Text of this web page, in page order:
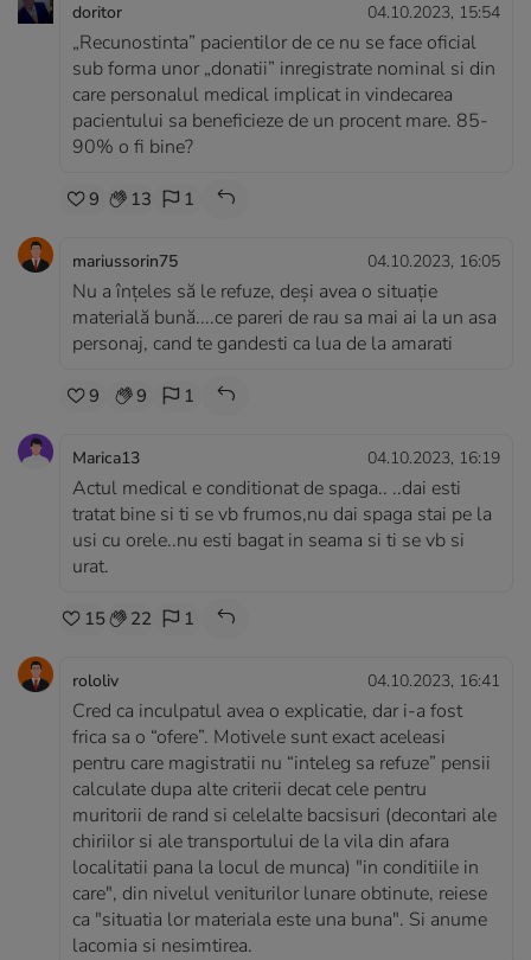
doritor 04.10.2023, 15:54
„Recunostinta” pacientilor de ce nu se face oficial
sub forma unor „donatii” inregistrate nominal si din
care personalul medical implicat in vindecarea
pacientului sa beneficieze de un procent mare. 85-
90% o fi bine?
9 13 1
mariussorin75 04.10.2023, 16:05
Nu a înțeles să le refuze, deși avea o situație
materială bună....ce pareri de rau sa mai ai la un asa
personaj, cand te gandesti ca lua de la amarati
9 9 1
Marica13 04.10.2023, 16:19
Actul medical e conditionat de spaga.. ..dai esti
tratat bine si ti se vb frumos,nu dai spaga stai pe la
usi cu orele..nu esti bagat in seama si ti se vb si
urat.
15 22 1
rololiv 04.10.2023, 16:41
Cred ca inculpatul avea o explicatie, dar i-a fost
frica sa o “ofere”. Motivele sunt exact aceleasi
pentru care magistratii nu “inteleg sa refuze” pensii
calculate dupa alte criterii decat cele pentru
muritorii de rand si celelalte bacsisuri (decontari ale
chiriilor si ale transportului de la vila din afara
localitatii pana la locul de munca) "in conditiile in
care", din nivelul veniturilor lunare obtinute, reiese
ca "situatia lor materiala este una buna". Si anume
lacomia si nesimtirea.